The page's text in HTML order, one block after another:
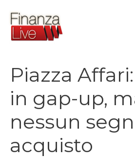
contenuto
Piazza
in gap-up,
nessun
acquisto